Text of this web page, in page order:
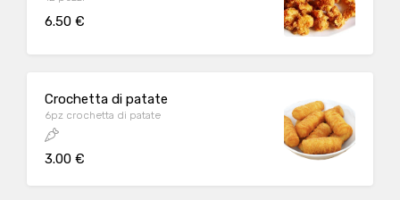
6.50 €
Crochetta di patate
6pz crochetta di patate
3.00 €